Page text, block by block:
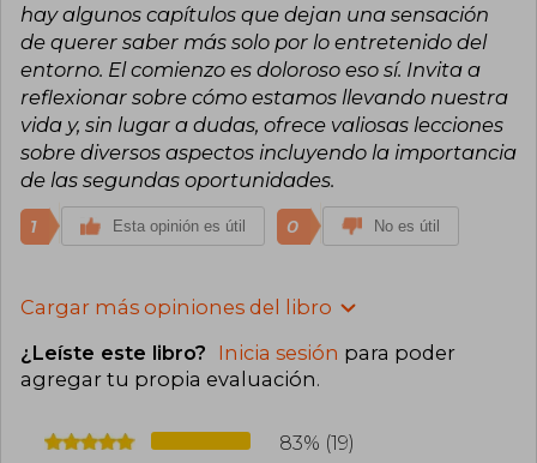
hay algunos capítulos que dejan una sensación
de querer saber más solo por lo entretenido del
entorno. El comienzo es doloroso eso sí. Invita a
reflexionar sobre cómo estamos llevando nuestra
vida y, sin lugar a dudas, ofrece valiosas lecciones
sobre diversos aspectos incluyendo la importancia
de las segundas oportunidades.
1 Esta opinión es útil 0 No es útil
Cargar más opiniones del libro
¿Leíste este libro? Inicia sesión para poder
agregar tu propia evaluación.
83% (19)